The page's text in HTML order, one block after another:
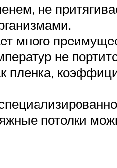
не
много
не
пленка,
потолки